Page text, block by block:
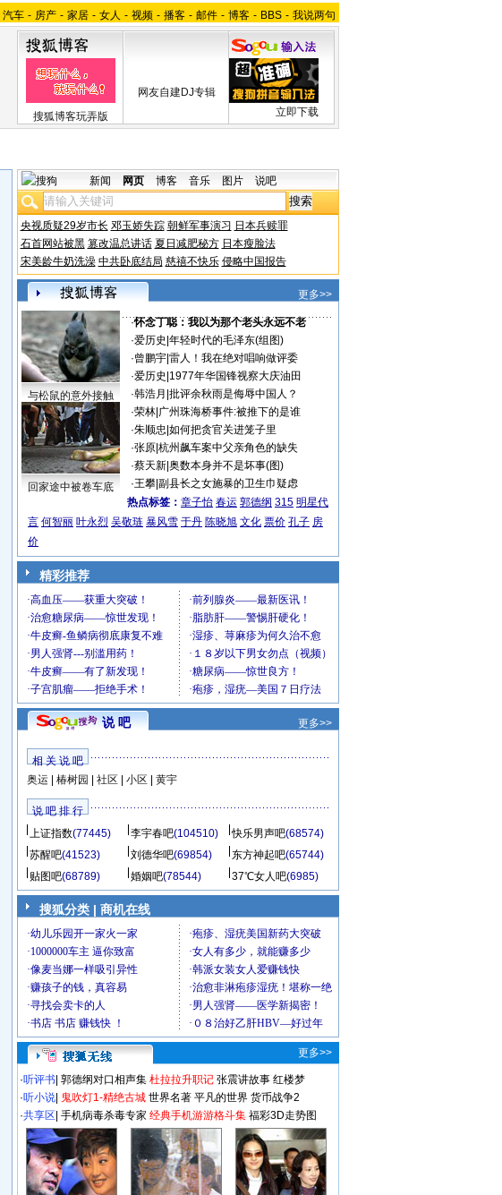
汽车 - 房产 - 家居 - 女人 - 视频 - 播客 - 邮件 - 博客 - BBS - 我说两句
搜狐博客玩弄版
网友自建DJ专辑
立即下载
新闻 网页 博客 音乐 图片 说吧
央视质疑29岁市长 邓玉娇失踪 朝鲜军事演习 日本兵赎罪
石首网站被黑 篡改温总讲话 夏日减肥秘方 日本瘦脸法
宋美龄牛奶洗澡 中共卧底结局 慈禧不快乐 侵略中国报告
更多>>
与松鼠的意外接触
回家途中被卷车底
·怀念丁聪：我以为那个老头永远不老
·爱历史 年轻时代的毛泽东(组图)
·曾鹏宇| 雷人！我在绝对唱响做评委
·爱历史 1977年华国锋视察大庆油田
·韩浩月 批评余秋雨是侮辱中国人？
·荣林| 广州珠海桥事件:被推下的是谁
·朱顺忠 如何把贪官关进笼子里
·张原| 杭州飙车案中父亲角色的缺失
·蔡天新| 奥数本身并不是坏事(图)
·王攀| 副县长之女施暴的卫生巾疑虑
热点标签： 章子怡 春运 郭德纲 315 明星代
言 何智丽 叶永烈 吴敬琏 暴风雪 于丹 陈晓旭 文化 票价 孔子 房
价
精彩推荐
说 吧 更多>>
相 关 说 吧
奥运
椿树园 社区 小区 黄宇
说 吧 排 行
上证指数(77445) 李宇春吧(104510) 快乐男声吧(68574)
苏醒吧(41523) 刘德华吧(69854) 东方神起吧(65744)
贴图吧(68789) 婚姻吧(78544) 37℃女人吧(6985)
搜狐分类 | 商机在线
更多>>
·听评书 郭德纲对口相声集 杜拉拉升职记 张震讲故事 红楼梦
·听小说 鬼吹灯1-精绝古城 世界名著 平凡的世界 货币战争2
·共享区 手机病毒杀毒专家 经典手机游游格斗集 福彩3D走势图